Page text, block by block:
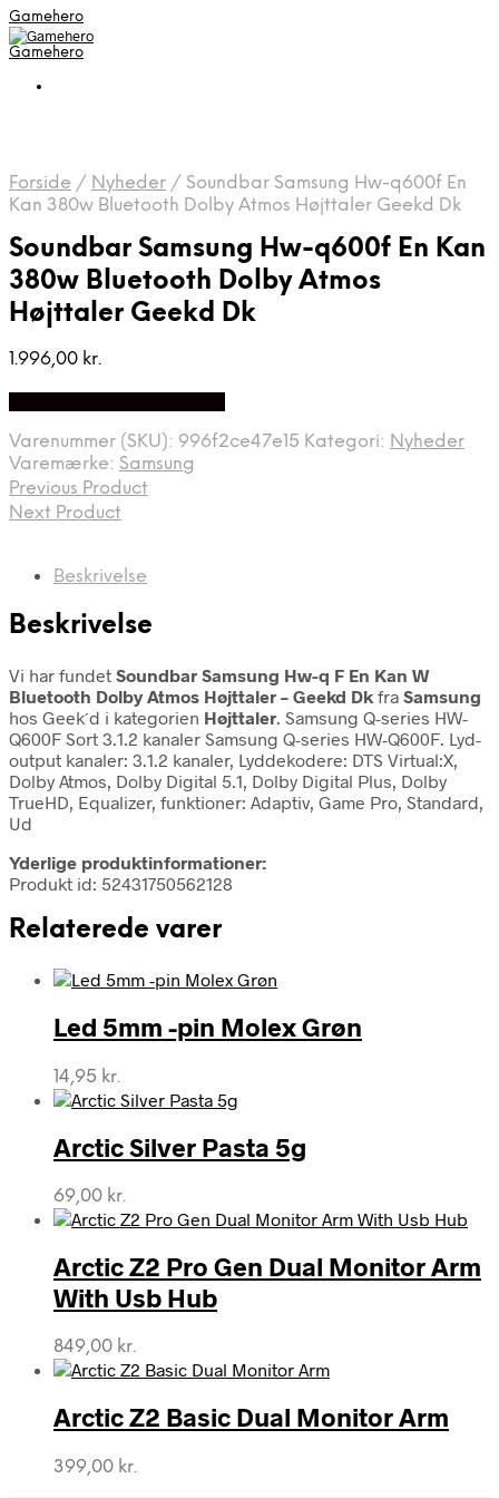
Gamehero
Gamehero
Forside / Nyheder / Soundbar Samsung Hw-q600f En
Kan 380w Bluetooth Dolby Atmos Højttaler Geekd Dk
Soundbar Samsung Hw-q600f En Kan
380w Bluetooth Dolby Atmos
Højttaler Geekd Dk
1.996,00 kr.
Varenummer (SKU): 996f2ce47e15 Kategori: Nyheder
Varemærke: Samsung
Previous Product
Next Product
Beskrivelse
Beskrivelse
Vi har fundet Soundbar Samsung Hw-q F En Kan W
Bluetooth Dolby Atmos Højttaler – Geekd Dk fra Samsung
hos Geek´d i kategorien Højttaler. Samsung Q-series HW-
Q600F Sort 3.1.2 kanaler Samsung Q-series HW-Q600F. Lyd-
output kanaler: 3.1.2 kanaler, Lyddekodere: DTS Virtual:X,
Dolby Atmos, Dolby Digital 5.1, Dolby Digital Plus, Dolby
TrueHD, Equalizer, funktioner: Adaptiv, Game Pro, Standard,
Ud
Yderlige produktinformationer:
Produkt id: 52431750562128
Relaterede varer
Led 5mm -pin Molex Grøn
14,95 kr.
Arctic Silver Pasta 5g
69,00 kr.
Arctic Z2 Pro Gen Dual Monitor Arm
With Usb Hub
849,00 kr.
Arctic Z2 Basic Dual Monitor Arm
399,00 kr.